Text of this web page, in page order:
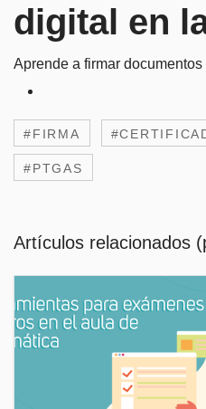
digital en
Aprende a firmar
#FIRMA
#PTGAS
Artículos relacionados